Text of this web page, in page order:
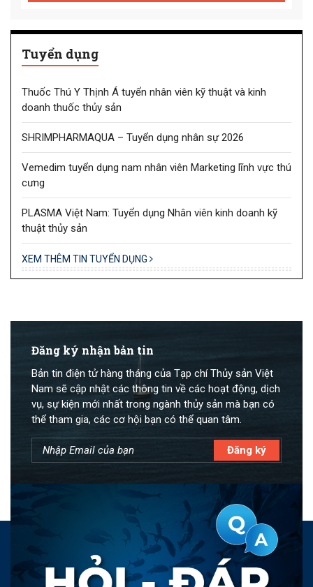
Tuyển dụng
Thuốc Thú Y Thịnh Á tuyển nhân viên kỹ thuật và kinh
doanh thuốc thủy sản
SHRIMPHARMAQUA – Tuyển dụng nhân sự 2026
Vemedim tuyển dụng nam nhân viên Marketing lĩnh vực thú
cưng
PLASMA Việt Nam: Tuyển dụng Nhân viên kinh doanh kỹ
thuật thủy sản
XEM THÊM TIN TUYỂN DỤNG
Đăng ký nhận bản tin
Bản tin điện tử hàng tháng của Tạp chí Thủy sản Việt
Nam sẽ cập nhật các thông tin về các hoạt động, dịch
vụ, sự kiện mới nhất trong ngành thủy sản mà bạn có
thể tham gia, các cơ hội bạn có thể quan tâm.